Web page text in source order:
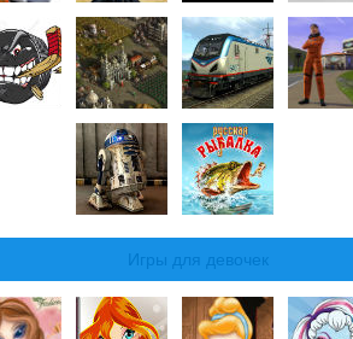
Игры для девочек